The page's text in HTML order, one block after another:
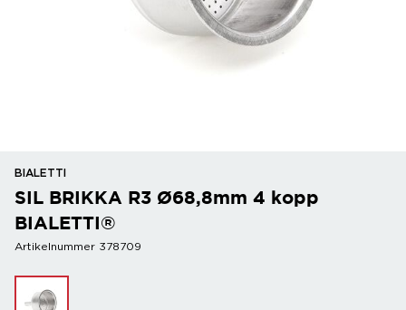
BIALETTI
SIL BRIKKA R3 Ø68,8mm 4 kopp
BIALETTI®
Artikelnummer 378709